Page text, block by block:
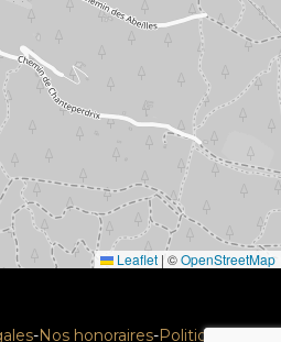
Leaflet | ©OpenStreetMap
-Nos honoraires-Politique RGPD